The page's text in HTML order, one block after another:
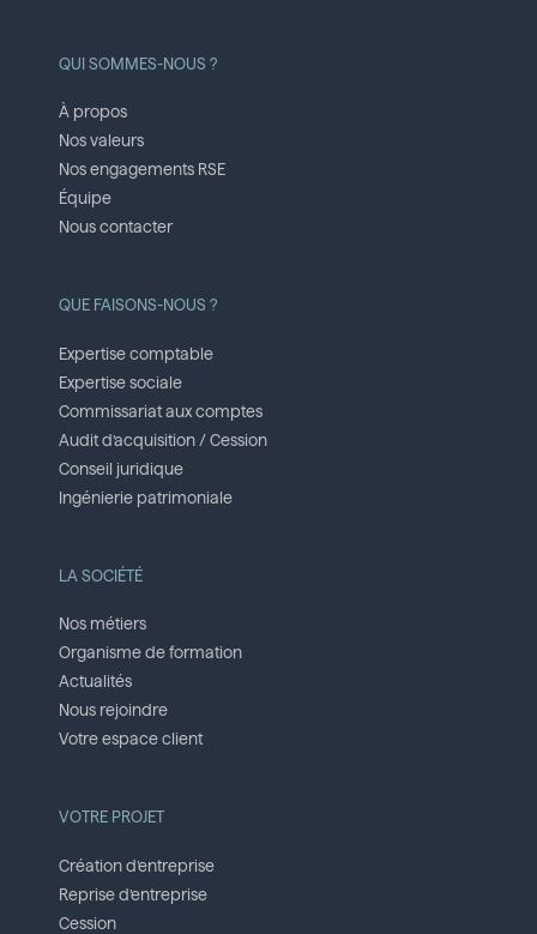
QUI SOMMES-NOUS ?
À propos
Nos valeurs
Nos engagements RSE
Équipe
Nous contacter
QUE FAISONS-NOUS ?
Expertise comptable
Expertise sociale
Commissariat aux comptes
Audit d’acquisition / Cession
Conseil juridique
Ingénierie patrimoniale
LA SOCIÉTÉ
Nos métiers
Organisme de formation
Actualités
Nous rejoindre
Votre espace client
VOTRE PROJET
Création d’entreprise
Reprise d’entreprise
Cession